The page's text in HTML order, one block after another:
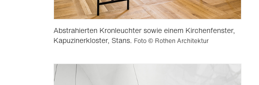
Abstrahierten Kronleuchter sowie einem Kirchenfenster,
Kapuzinerkloster, Stans. Foto © Rothen Architektur